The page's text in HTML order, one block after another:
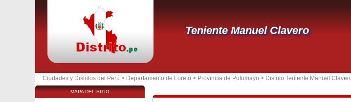
Teniente Manuel Clavero
Ciudades y Distritos del Perú > Departamento de Loreto > Provincia de Putumayo > Distrito Teniente Manuel
MAPA DEL SITIO